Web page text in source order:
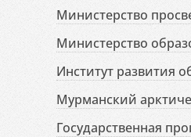
Министерство
Министерство
Институт развития
Мурманский
Государственная